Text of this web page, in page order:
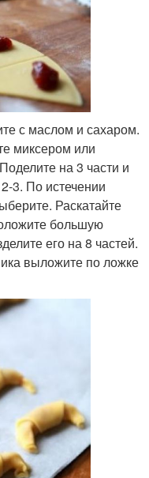
с маслом и сахаром.
миксером или
на 3 части и
3. По истечении
Раскатайте
большую
его на 8 частей.
выложите по ложке